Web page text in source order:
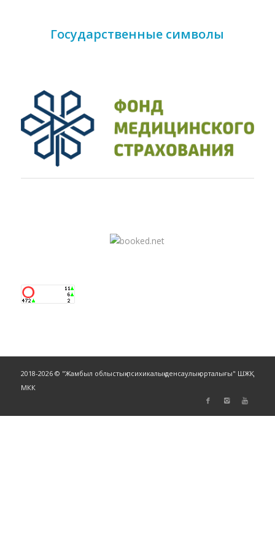
Государственные символы
2018-2026 © "Жамбыл облыстық психикалық денсаулық орталығы" ШЖҚ
МКК